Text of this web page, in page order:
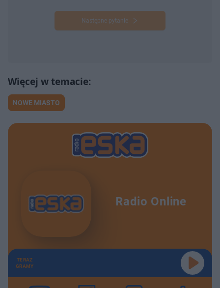
Następne pytanie
NOWE MIASTO
Radio Online
TERAZ
GRAMY